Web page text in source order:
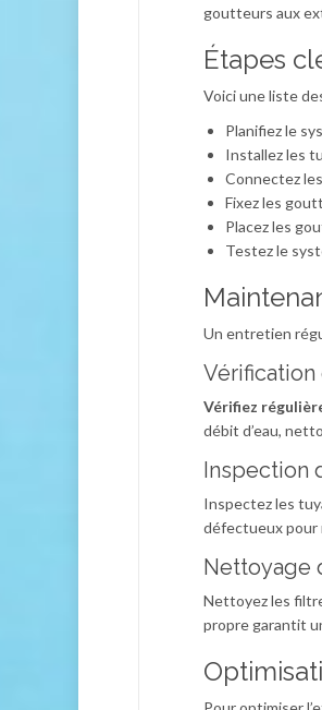
goutteurs aux
Étapes
Voici une liste
Planifiez le
Installez les
Connectez
Fixez les
Placez les
Testez le
Un entretien
Vérifiez
débit d’eau,
Inspection
Inspectez les
défectueux pour
Nettoyage
Nettoyez les
propre garantit